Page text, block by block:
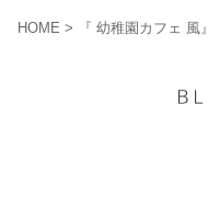
HOME > 『 幼稚園カフェ 風』